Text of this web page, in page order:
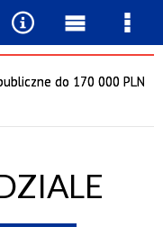
do 170 000 PLN
Narzędzia
Menu
główne